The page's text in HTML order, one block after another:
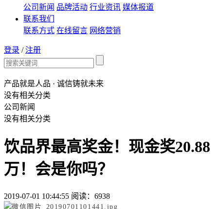
公司新闻 品牌活动 行业资讯 媒体报道
联系我们
联系方式 在线留言 网络营销
登录 /注册
产品就是人品 · 诚信铸就未来
没有相关分类
公司新闻
没有相关分类
饮品界最高奖金！现金奖20.88
万！会是你吗？
2019-07-01 10:44:55 阅读：6938